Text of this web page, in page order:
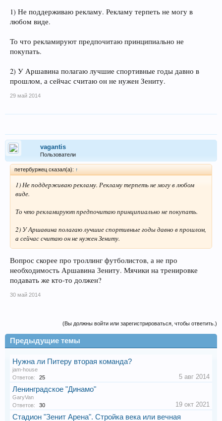
1) Не поддерживаю рекламу. Рекламу терпеть не могу в
любом виде.
То что рекламируют предпочитаю принципиально не
покупать.
2) У Аршавина полагаю лучшие спортивные годы давно в
прошлом, а сейчас считаю он не нужен Зениту.
29 май 2014
vagantis
Пользователи
петербуржец сказал(а): ↑
1) Не поддерживаю рекламу. Рекламу терпеть не могу в любом
виде.
То что рекламируют предпочитаю принципиально не покупать.
2) У Аршавина полагаю лучшие спортивные годы давно в прошлом,
а сейчас считаю он не нужен Зениту.
Вопрос скорее про троллинг футболистов, а не про
необходимость Аршавина Зениту. Мячики на тренировке
подавать же кто-то должен?
30 май 2014
(Вы должны войти или зарегистрироваться, чтобы ответить.)
Предыдущие темы
Нужна ли Питеру вторая команда?
jam-house
Ответов:
25 5 авг 2014
Ленинградское "Динамо"
GaryVan
Ответов:
30 19 окт 2021
Стадион "Зенит Арена". Стройка века или вечная